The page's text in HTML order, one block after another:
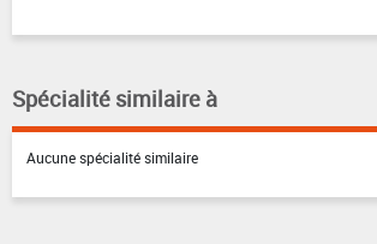
Spécialité similaire à
Aucune spécialité similaire